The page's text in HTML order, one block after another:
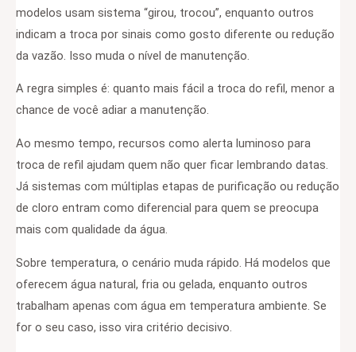
modelos usam sistema “girou, trocou”, enquanto outros
indicam a troca por sinais como gosto diferente ou redução
da vazão. Isso muda o nível de manutenção.
A regra simples é: quanto mais fácil a troca do refil, menor a
chance de você adiar a manutenção.
Ao mesmo tempo, recursos como alerta luminoso para
troca de refil ajudam quem não quer ficar lembrando datas.
Já sistemas com múltiplas etapas de purificação ou redução
de cloro entram como diferencial para quem se preocupa
mais com qualidade da água.
Sobre temperatura, o cenário muda rápido. Há modelos que
oferecem água natural, fria ou gelada, enquanto outros
trabalham apenas com água em temperatura ambiente. Se
for o seu caso, isso vira critério decisivo.